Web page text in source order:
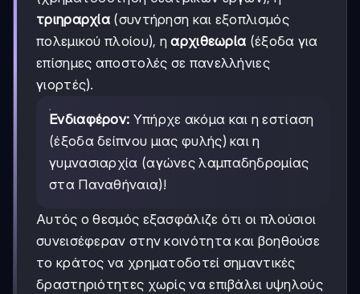
τριηραρχία (συντήρηση και εξοπλισμός
πολεμικού πλοίου), ηαρχιθεωρία (έξοδα για
επίσημες αποστολές σε πανελλήνιες
γιορτές).
Ενδιαφέρον: Υπήρχε ακόμα και η εστίαση
(έξοδα δείπνου μιας φυλής) και η
γυμνασιαρχία (αγώνες λαμπαδηδρομίας
στα Παναθήναια)!
Αυτός ο θεσμός εξασφάλιζε ότι οι πλούσιοι
συνεισέφεραν στην κοινότητα και βοηθούσε
το κράτος να χρηματοδοτεί σημαντικές
δραστηριότητες χωρίς να επιβάλει υψηλούς